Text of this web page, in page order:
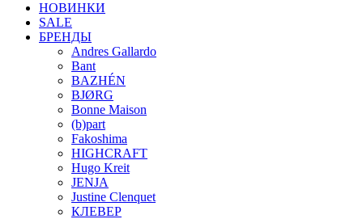
НОВИНКИ
SALE
БРЕНДЫ
Andres Gallardo
Bant
BAZHÉN
BJØRG
Bonne Maison
(b)part
Fakoshima
HIGHCRAFT
Hugo Kreit
JENJA
Justine Clenquet
КЛЕВЕР